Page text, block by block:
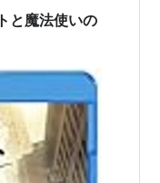
と魔法使いの